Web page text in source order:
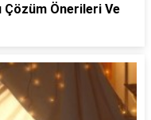
Çözüm Önerileri Ve